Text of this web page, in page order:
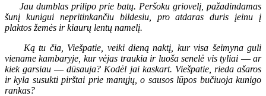
Jau dumblas prilipo prie batų. Peršoku griovelį, pažadindamas
šunį kunigui nepritinkančiu bildesiu, pro atdaras duris įeinu į
plaktos žemės ir kiaurų lentų namelį.
Ką tu čia, Viešpatie, veiki dieną naktį, kur visa šeimyna guli
viename kambaryje, kur vėjas traukia ir luoša senelė vis tyliai —ar
kiek garsiau —dūsauja? Kodėl jai kaskart. Viešpatie, rieda ašaros
ir kyla susukti pirštai prie manųjų, o sausos lūpos bučiuoja kunigo
rankas?